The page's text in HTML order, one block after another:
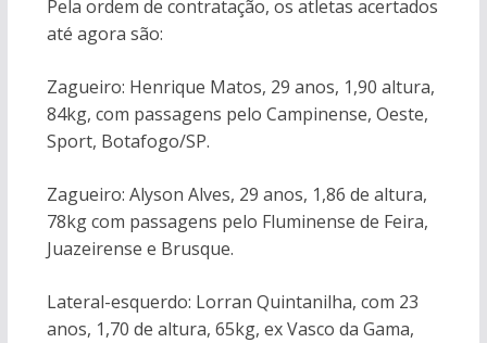
Pela ordem de contratação, os atletas acertados
até agora são:
Zagueiro: Henrique Matos, 29 anos, 1,90 altura,
84kg, com passagens pelo Campinense, Oeste,
Sport, Botafogo/SP.
Zagueiro: Alyson Alves, 29 anos, 1,86 de altura,
78kg com passagens pelo Fluminense de Feira,
Juazeirense e Brusque.
Lateral-esquerdo: Lorran Quintanilha, com 23
anos, 1,70 de altura, 65kg, ex Vasco da Gama,